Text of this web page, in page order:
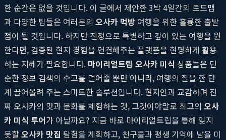
한 순간은 없을 것입니다. 이 글에서 제안한 3박 4일간의 로드맵
과 다양한 팁들은 여러분의 오사카 먹방 여행을 위한 훌륭한 출발
점이 될 것입니다. 하지만 진정으로 특별하고 깊이 있는 여행을 원
한다면, 검증된 현지 경험을 연결해주는 플랫폼을 현명하게 활용
하는 지혜가 필요합니다. 마이리얼트립 오사카 미식 상품들은 단
순한 정보 검색의 수고를 덜어줄 뿐만 아니라, 여행의 질을 한 단
계 끌어올려 주는 스마트한 솔루션입니다. 현지인과 교감하며 진
짜 오사카의 맛과 문화를 체험하는 것, 그것이야말로 최고의 오사
카 미식 투어가 아닐까요? 지금 바로 마이리얼트립을 통해 잊지
못할오사카 맛집 탐험을 계획하고, 친구들과 평생 기억에 남을 미